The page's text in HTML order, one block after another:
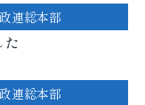
連総本部
連総本部